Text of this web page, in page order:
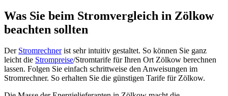
Was Sie beim Stromvergleich in Zölkow
beachten sollten
Der Stromrechnerist sehr intuitiv gestaltet. So können Sie ganz
leicht die Strompreise/Stromtarife für Ihren Ort Zölkow berechnen
lassen. Folgen Sie einfach schrittweise den Anweisungen im
Stromrechner. So erhalten Sie die günstigen Tarife für Zölkow.